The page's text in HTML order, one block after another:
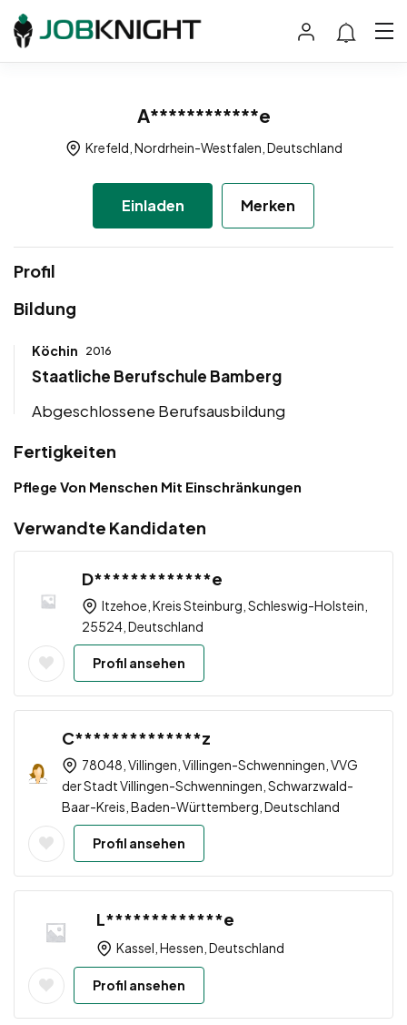
A************e
Krefeld, Nordrhein-Westfalen, Deutschland
Einladen Merken
Profil
Bildung
Köchin 2016
Staatliche Berufschule Bamberg
Abgeschlossene Berufsausbildung
Fertigkeiten
Pflege Von Menschen Mit Einschränkungen
Verwandte Kandidaten
D*************e
Itzehoe, Kreis Steinburg, Schleswig-Holstein,
25524, Deutschland
Profil ansehen
C**************z
78048, Villingen, Villingen-Schwenningen, VVG
der Stadt Villingen-Schwenningen, Schwarzwald-
Baar-Kreis, Baden-Württemberg, Deutschland
Profil ansehen
L*************e
Kassel, Hessen, Deutschland
Profil ansehen